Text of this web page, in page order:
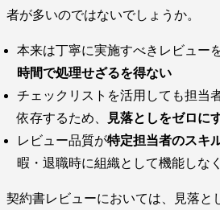
者が多いのではないでしょうか。
本来は丁寧に実施すべきレビューを
時間で処理せざるを得ない
チェックリストを活用しても担当
依存するため、
見落としをゼロに
レビュー品質が特定担当者のスキ
暇・退職時に組織として機能しな
契約書レビューにおいては、見落と